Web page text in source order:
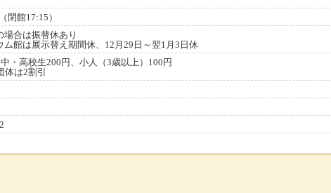
閉館17:15）
場合は振替休あり
ム館は展示替え期間休、12月29日～翌1月3日休
・高校生200円、小人（3歳以上）100円
体は2割引